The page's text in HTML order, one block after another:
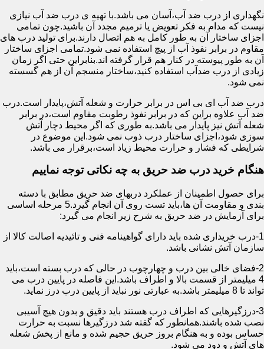
نگهداری از درب ضد آب،آسان می باشد.با تهیه ی درب ضد آب نیازی
نیست که مدام به فکر تعویض یا ترمیم مجدد آن باشید.چون تمامی
اجزای ساختار آن به طور کامل به هم اتصال دارند.برای تولید درب های
مقاوم در برابر نفوذ آب از پیچ استفاده نمی شود.تمامی اجزای ساختار
آن به طور پیوسته در کنار هم قرار گرفته اند.بنابراین حتی اگر زمان
زیادی از درب ضدآب استفاده کنید،ساختار منسجم آن از هم گسسته
نمی شود.
درب ضد آب ای بی اس در برابر حرارت و شعله آتش،پایدار است.درب
ضد آب علاوه براین که در برابر نفوذ رطوبت مقاوم است،در برابر
شعله آتش نیز پایدار می باشد.به طوری که اگر محیط دچار آتش
سوزی شود،اجزای ساختار درب ذوب نمی شود.این موضوع در
شرایطی که فشار و حرارت محیط زیاد است،برقرار می باشد.
هنگام خرید درب ضد حریق به چه نکاتی توجه نماییم
برای حصول اطمینان از عملکرد دربهای ضد حریق مطابق با دسته
بندی و مقاومت آن ها،باید تست روی آن انجام گیرد.5 مرحله اساسی
برای آزمایش در ضد حریق به شرح زیر انجام می گیرد:
1-درب خریداری شده باید دارای گواهینامه فنی و تائیدیه اصالت کالا از
سازمان آتش نشانی باشد.
2-فضای خالی بین درب و چهارچوب در حالی که درب بسته است،باید
4 میلیمتر از قسمت بالا و اطراف باشد.این فاصله در پایین درب می
تواند تا 8 میلیمتر باشد.به عبارتی نور نباید از پایین درب درز نماید.
3-درزگیرهایی که اطراف درب هستند باید دقیق و بدون هیچ آسیبی
نصب شده باشند.همانطور که گفته شد درزگیرها نسبت به حرارت
حساس بوده و به هنگام بروز حریق حجیم شده و مانع از پخش شعله
های آتش و دود می شود.